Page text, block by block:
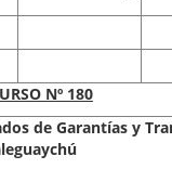
Nº 180
de Garantías y